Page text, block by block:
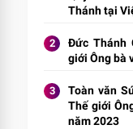
Thánh tại
Đức Thánh
giới Ông bà
Toàn văn
Thế giới
năm 2023